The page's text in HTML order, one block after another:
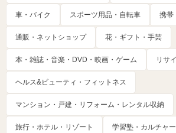
車・バイク スポーツ用品・自転車 携帯
通販・ネットショップ 花・ギフト・手芸
本・雑誌・音楽・DVD・映画・ゲーム リサ
ヘルス&ビューティ・フィットネス
マンション・戸建・リフォーム・レンタル収納
旅行・ホテル・リゾート 学習塾・カルチャ